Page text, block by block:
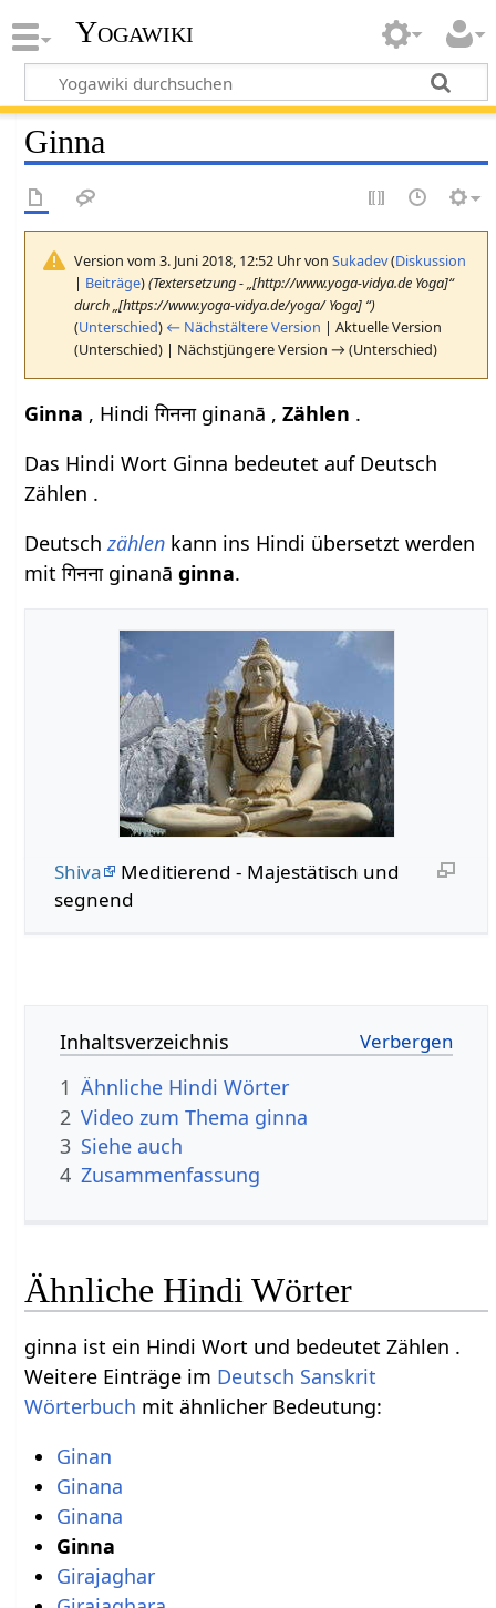
Yogawiki
Ginna
Version vom 3. Juni 2018, 12:52 Uhr vonSukadev(Diskussion
| Beiträge)(Textersetzung - „[http://www.yoga-vidya.de Yoga]“
durch „[https://www.yoga-vidya.de/yoga/ Yoga] “)
(Unterschied) ← Nächstältere Version | Aktuelle Version
(Unterschied) | Nächstjüngere Version → (Unterschied)
Ginna , Hindi गिनना ginanā ,Zählen .
Das Hindi Wort Ginna bedeutet auf Deutsch
Zählen .
Deutschzählen kann ins Hindi übersetzt werden
mit गिनना ginanāginna.
Shiva
Meditierend - Majestätisch und
segnend
Inhaltsverzeichnis
1 Ähnliche Hindi Wörter
2 Video zum Thema ginna
3 Siehe auch
4 Zusammenfassung
Ähnliche Hindi Wörter
ginna ist ein Hindi Wort und bedeutet Zählen .
Weitere Einträge im Deutsch Sanskrit
Wörterbuch mit ähnlicher Bedeutung:
Ginan
Ginana
Ginana
Ginna
Girajaghar